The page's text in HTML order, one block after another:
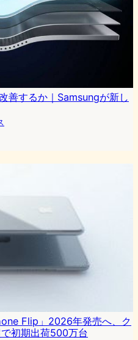
善するか｜Samsungが新し
Flip」2026年発売へ、ク
初期出荷500万台